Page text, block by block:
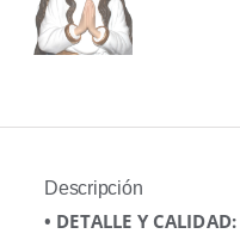
Descripción
• DETALLE Y CALIDAD: